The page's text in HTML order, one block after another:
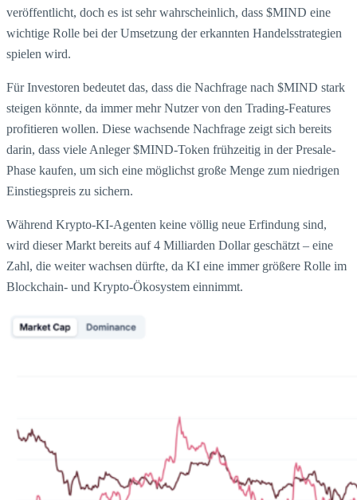
veröffentlicht, doch es ist sehr wahrscheinlich, dass $MIND eine
wichtige Rolle bei der Umsetzung der erkannten Handelsstrategien
spielen wird.
Für Investoren bedeutet das, dass die Nachfrage nach $MIND stark
steigen könnte, da immer mehr Nutzer von den Trading-Features
profitieren wollen. Diese wachsende Nachfrage zeigt sich bereits
darin, dass viele Anleger $MIND-Token frühzeitig in der Presale-
Phase kaufen, um sich eine möglichst große Menge zum niedrigen
Einstiegspreis zu sichern.
Während Krypto-KI-Agenten keine völlig neue Erfindung sind,
wird dieser Markt bereits auf 4 Milliarden Dollar geschätzt – eine
Zahl, die weiter wachsen dürfte, da KI eine immer größere Rolle im
Blockchain- und Krypto-Ökosystem einnimmt.